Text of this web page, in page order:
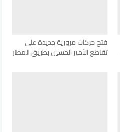
فتح حركات مرورية جديدة على
تقاطع الأمير الحسين بطريق المطار